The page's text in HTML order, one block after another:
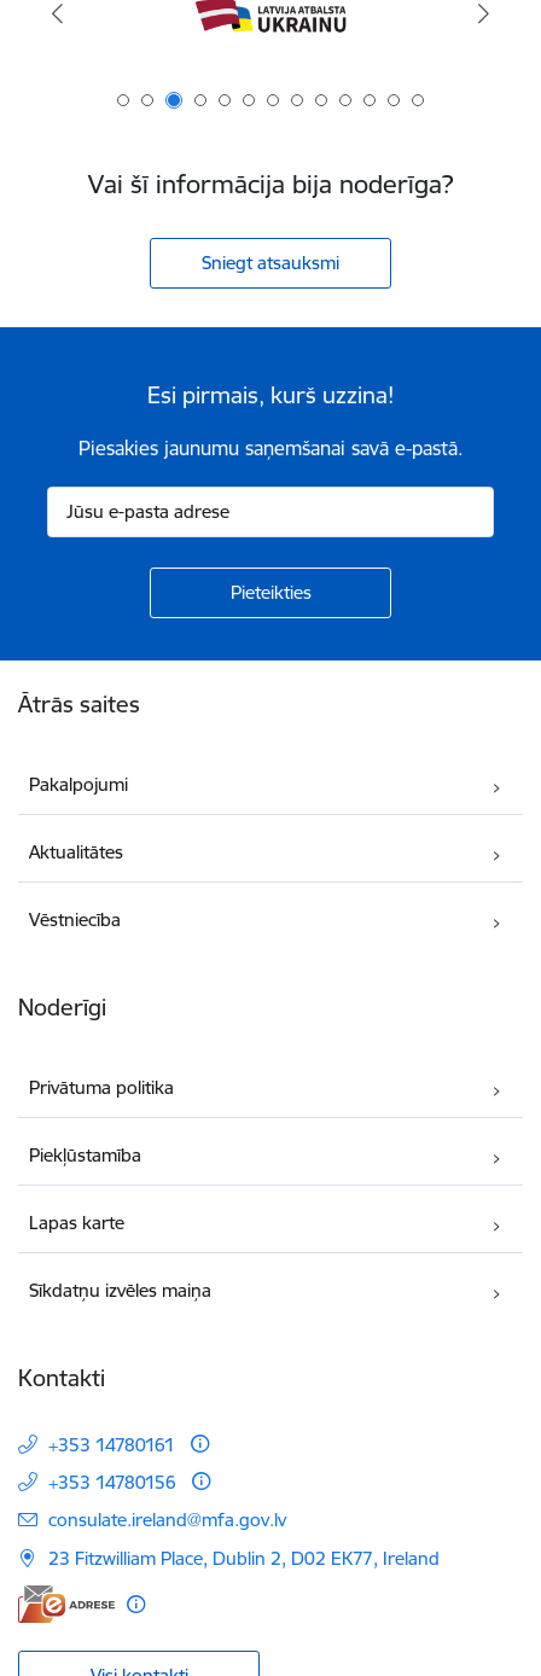
Vai šī informācija bija noderīga?
Sniegt atsauksmi
Esi pirmais, kurš uzzina!
Piesakies jaunumu saņemšanai savā e-pastā.
Ātrās saites
Pakalpojumi
Aktualitātes
Vēstniecība
Noderīgi
Privātuma politika
Piekļūstamība
Lapas karte
Sīkdatņu izvēles maiņa
Kontakti
+353 14780161
+353 14780156
E-pasts:
consulate.ireland@mfa.gov.lv
23 Fitzwilliam Place, Dublin 2, D02 EK77, Ireland